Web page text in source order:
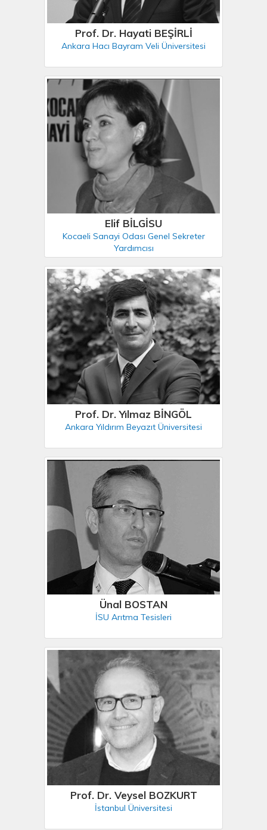
Prof. Dr. Hayati BEŞİRLİ
Ankara Hacı Bayram Veli Üniversitesi
Elif BİLGİSU
Kocaeli Sanayi Odası Genel Sekreter
Yardımcısı
Prof. Dr. Yılmaz BİNGÖL
Ankara Yıldırım Beyazıt Üniversitesi
Ünal BOSTAN
İSU Arıtma Tesisleri
Prof. Dr. Veysel BOZKURT
İstanbul Üniversitesi